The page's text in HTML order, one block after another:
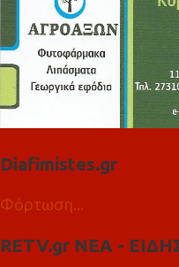
Diafimistes.gr
Φόρτωση...
RETV.gr ΝΕΑ -